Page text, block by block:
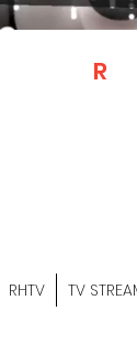
RH
RHTV TV